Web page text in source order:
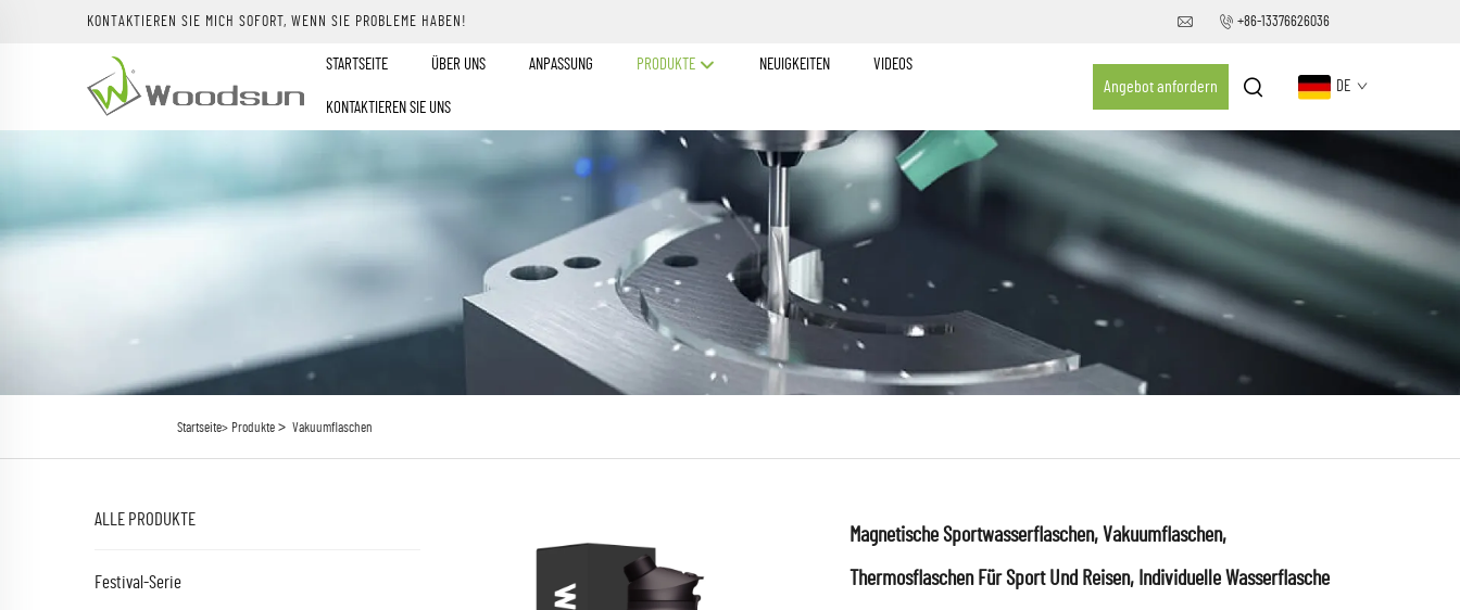
KONTAKTIEREN SIE MICH SOFORT, WENN SIE PROBLEME HABEN! +86-13376626036
STARTSEITE ÜBER UNS ANPASSUNG PRODUKTE NEUIGKEITEN VIDEOS
KONTAKTIEREN SIE UNS
Angebot anfordern DE
Startseite> Produkte> Vakuumflaschen
ALLE PRODUKTE
Festival-Serie
Magnetische Sportwasserflaschen, Vakuumflaschen,
Thermosflaschen Für Sport Und Reisen, Individuelle Wasserflasche